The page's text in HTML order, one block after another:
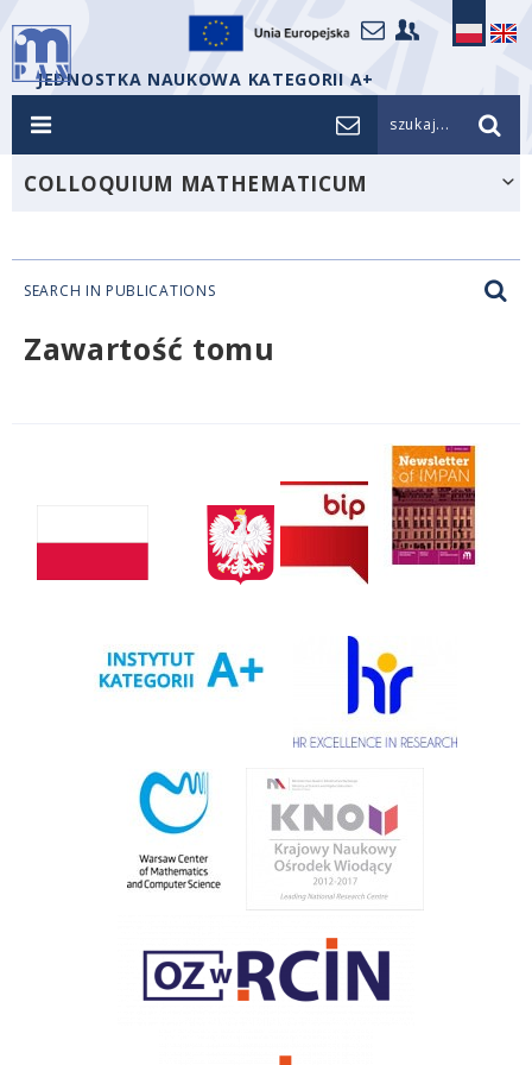
JEDNOSTKA NAUKOWA KATEGORII A+
szukaj...
COLLOQUIUM MATHEMATICUM
SEARCH IN PUBLICATIONS
Zawartość tomu